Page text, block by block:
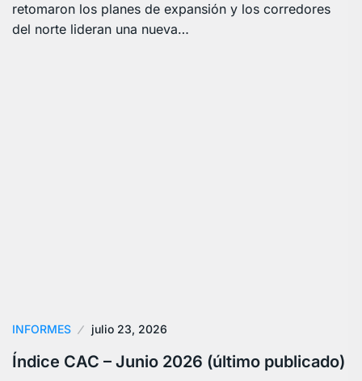
retomaron los planes de expansión y los corredores
del norte lideran una nueva…
INFORMES julio 23, 2026
Índice CAC – Junio 2026 (último publicado)